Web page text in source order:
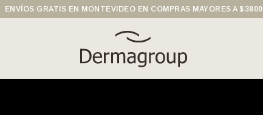
ENVÍOS GRATIS EN MONTEVIDEO EN COMPRAS MAYORES A $3800